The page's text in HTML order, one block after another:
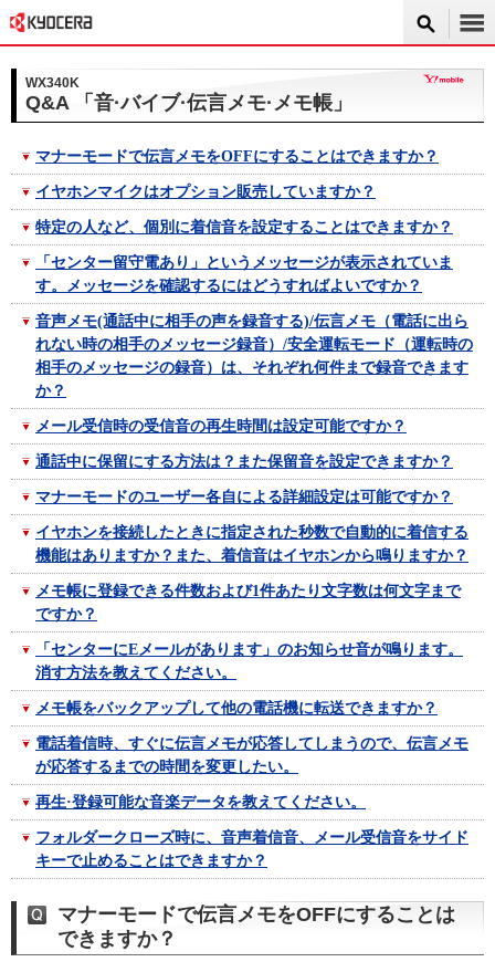
WX340K
Q&A 「音·バイブ·伝言メモ·メモ帳」
マナーモードで伝言メモをOFFにすることはできますか？
イヤホンマイクはオプション販売していますか？
特定の人など、個別に着信音を設定することはできますか？
「センター留守電あり」というメッセージが表示されていま
す。メッセージを確認するにはどうすればよいですか？
音声メモ(通話中に相手の声を録音する)/伝言メモ（電話に出ら
れない時の相手のメッセージ録音）/安全運転モード（運転時の
相手のメッセージの録音）は、それぞれ何件まで録音できます
か？
メール受信時の受信音の再生時間は設定可能ですか？
通話中に保留にする方法は？また保留音を設定できますか？
マナーモードのユーザー各自による詳細設定は可能ですか？
イヤホンを接続したときに指定された秒数で自動的に着信する
機能はありますか？また、着信音はイヤホンから鳴りますか？
メモ帳に登録できる件数および1件あたり文字数は何文字まで
ですか？
「センターにEメールがあります」のお知らせ音が鳴ります。
消す方法を教えてください。
メモ帳をバックアップして他の電話機に転送できますか？
電話着信時、すぐに伝言メモが応答してしまうので、伝言メモ
が応答するまでの時間を変更したい。
再生·登録可能な音楽データを教えてください。
フォルダークローズ時に、音声着信音、メール受信音をサイド
キーで止めることはできますか？
マナーモードで伝言メモをOFFにすることは
できますか？